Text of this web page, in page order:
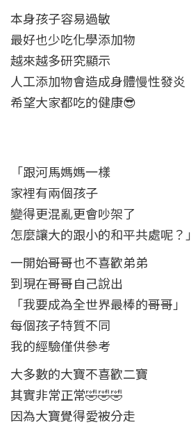
本身孩子容易過敏
最好也少吃化學添加物
越來越多研究顯示
人工添加物會造成身體慢性發炎
希望大家都吃的健康😎
「跟河馬媽媽一樣
家裡有兩個孩子
變得更混亂更會吵架了
怎麼讓大的跟小的和平共處呢？」
一開始哥哥也不喜歡弟弟
到現在哥哥自己說出
「我要成為全世界最棒的哥哥」
每個孩子特質不同
我的經驗僅供參考
大多數的大寶不喜歡二寶
其實非常正常🤣🤣🤣
因為大寶覺得愛被分走